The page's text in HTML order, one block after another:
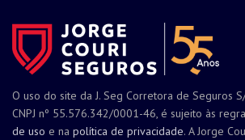
O uso do site da J. Seg Corretora de Seguros
CNPJ nº 55.576.342/0001-46, é sujeito às
de uso e na política de privacidade. A Jorge